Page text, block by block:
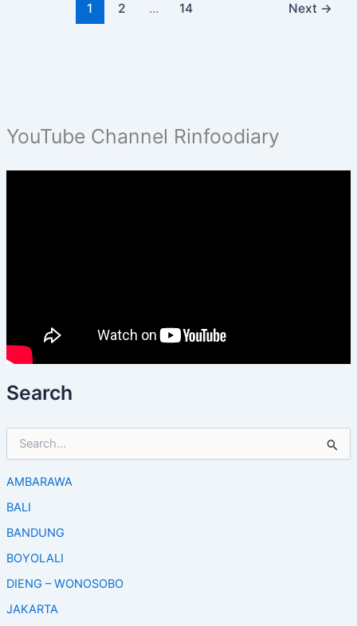
YouTube Channel Rinfoodiary
Search
r
h
f
r
:
AMBARAWA
BALI
BANDUNG
BOYOLALI
DIENG – WONOSOBO
JAKARTA
1 2 … 14 Next →